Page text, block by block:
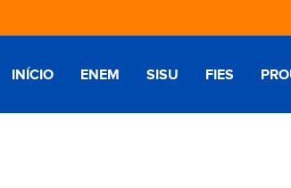
INÍCIO ENEM SISU FIES